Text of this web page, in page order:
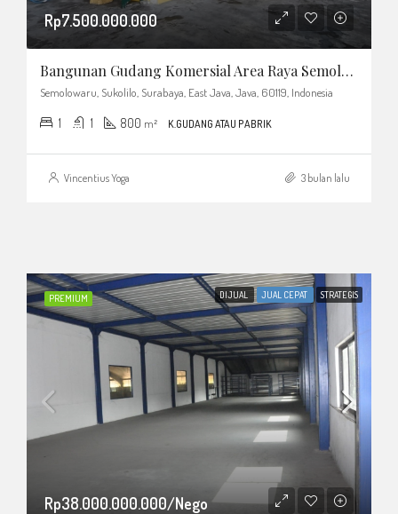
Rp7.500.000.000
Bangunan Gudang Komersial Area Raya Semolowaru Hanya 100 M Ke MERR
Semolowaru, Sukolilo, Surabaya, East Java, Java, 60119, Indonesia
1 1 800 m² K.GUDANG ATAU PABRIK
Vincentius Yoga 3 bulan lalu
PREMIUM DIJUAL JUAL CEPAT STRATEGIS
Rp38.000.000.000/Nego